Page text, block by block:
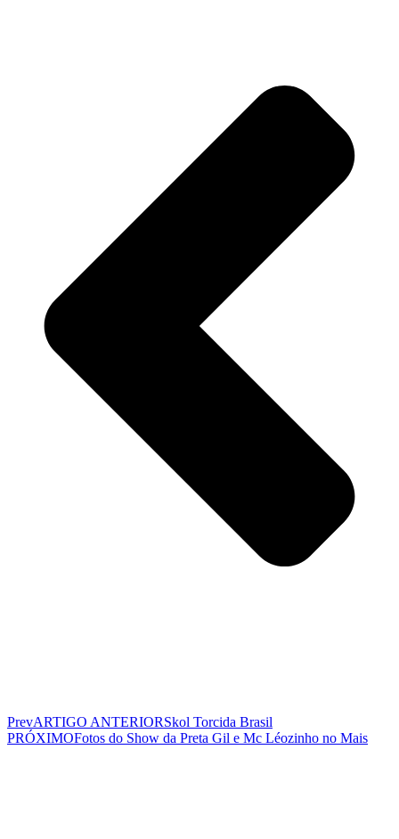
PrevARTIGO ANTERIORSkol Torcida Brasil
PRÓXIMOFotos do Show da Preta Gil e Mc Léozinho no Mais